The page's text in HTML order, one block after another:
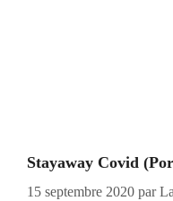
Stayaway Covid
15 septembre 2020 par